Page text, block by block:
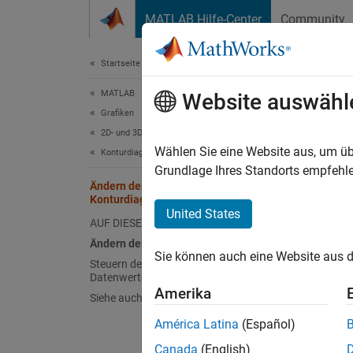
MATLAB Hilfe-Center Community
Startseite der Dokumentation
MATLAB
Grafiken
2D- und 3D-Plots
Konturdiagramme
Ändern der Füllfarben von
Konturdiagrammen
AUF DIESER SEITE
Ändern der Farbtabelle
Steuern der Zuordnung von
Datenwerten zur Farbtabelle
Siehe auch
Website
Wählen Sie eine Website aus, um
Grundlage Ihres Standorts
United States
Sie können auch eine Website aus
Amerika
América Latina (Español)
Canada (English)